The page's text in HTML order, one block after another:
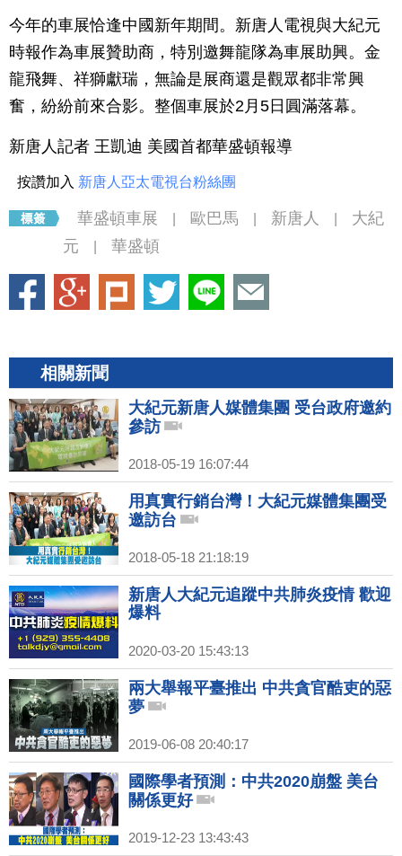
今年的車展恰逢中國新年期間。新唐人電視與大紀元
時報作為車展贊助商，特別邀舞龍隊為車展助興。金
龍飛舞、祥獅獻瑞，無論是展商還是觀眾都非常興
奮，紛紛前來合影。整個車展於2月5日圓滿落幕。
新唐人記者 王凱迪 美國首都華盛頓報導
按讚加入 新唐人亞太電視台粉絲團
華盛頓車展 歐巴馬 新唐人
大紀
元
華盛頓
相關新聞
大紀元新唐人媒體集團 受台政府邀約
參訪
2018-05-19 16:07:44
用真實行銷台灣！大紀元媒體集團受
邀訪台
2018-05-18 21:18:19
新唐人大紀元追蹤中共肺炎疫情 歡迎
爆料
2020-03-20 15:43:13
兩大舉報平臺推出 中共貪官酷吏的惡
夢
2019-06-08 20:40:17
國際學者預測：中共2020崩盤 美台
關係更好
2019-12-23 13:43:43